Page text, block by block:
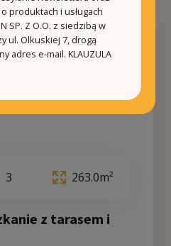
3 263.0m²
z tarasem i
produktach i usługach
SP. Z O.O. z siedzibą w
ul. Olkuskiej 7, drogą
adres e-mail.KLAUZULA